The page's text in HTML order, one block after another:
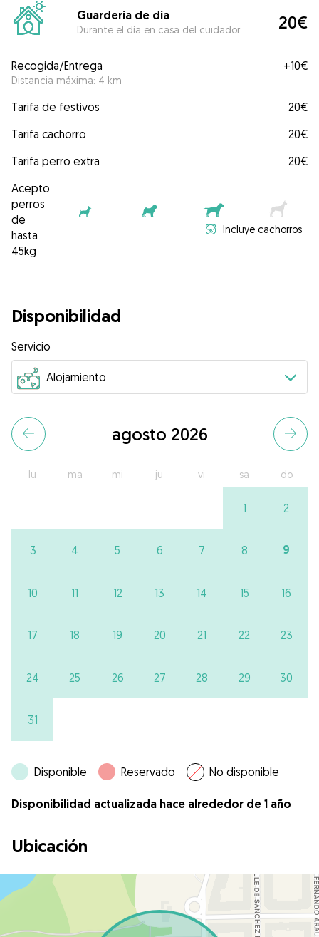
Guardería de día
Durante el día en casa del cuidador 20€
Recogida/Entrega
Distancia máxima: 4 km
+10€
Tarifa de festivos
20€
Tarifa cachorro
20€
Tarifa perro extra
20€
Acepto
perros
de
hasta
45kg
Incluye cachorros
Disponibilidad
Servicio
agosto 2026
lu ma mi ju vi sa do
1 2
3 4 5 6 7 8 9
10 11 12 13 14 15 16
17 18 19 20 21 22 23
24 25 26 27 28 29 30
31
Disponible Reservado No disponible
Disponibilidad actualizada hace alrededor de 1 año
Ubicación